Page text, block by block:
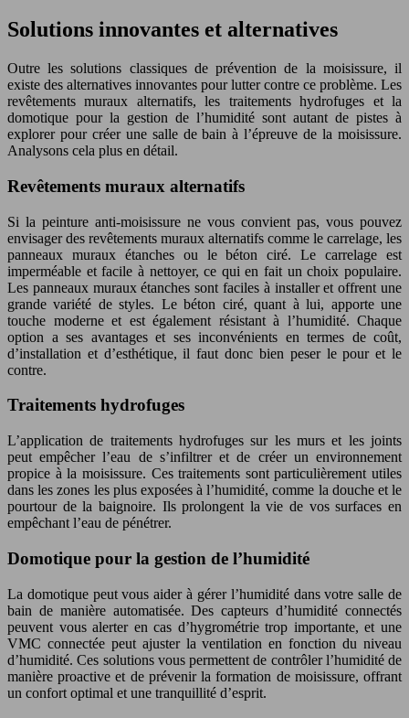
Solutions innovantes et alternatives
Outre les solutions classiques de prévention de la moisissure, il
existe des alternatives innovantes pour lutter contre ce problème. Les
revêtements muraux alternatifs, les traitements hydrofuges et la
domotique pour la gestion de l’humidité sont autant de pistes à
explorer pour créer une salle de bain à l’épreuve de la moisissure.
Analysons cela plus en détail.
Revêtements muraux alternatifs
Si la peinture anti-moisissure ne vous convient pas, vous pouvez
envisager des revêtements muraux alternatifs comme le carrelage, les
panneaux muraux étanches ou le béton ciré. Le carrelage est
imperméable et facile à nettoyer, ce qui en fait un choix populaire.
Les panneaux muraux étanches sont faciles à installer et offrent une
grande variété de styles. Le béton ciré, quant à lui, apporte une
touche moderne et est également résistant à l’humidité. Chaque
option a ses avantages et ses inconvénients en termes de coût,
d’installation et d’esthétique, il faut donc bien peser le pour et le
contre.
Traitements hydrofuges
L’application de traitements hydrofuges sur les murs et les joints
peut empêcher l’eau de s’infiltrer et de créer un environnement
propice à la moisissure. Ces traitements sont particulièrement utiles
dans les zones les plus exposées à l’humidité, comme la douche et le
pourtour de la baignoire. Ils prolongent la vie de vos surfaces en
empêchant l’eau de pénétrer.
Domotique pour la gestion de l’humidité
La domotique peut vous aider à gérer l’humidité dans votre salle de
bain de manière automatisée. Des capteurs d’humidité connectés
peuvent vous alerter en cas d’hygrométrie trop importante, et une
VMC connectée peut ajuster la ventilation en fonction du niveau
d’humidité. Ces solutions vous permettent de contrôler l’humidité de
manière proactive et de prévenir la formation de moisissure, offrant
un confort optimal et une tranquillité d’esprit.